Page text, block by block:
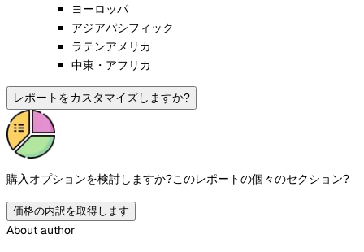
ヨーロッパ
アジアパシフィック
ラテンアメリカ
中東・アフリカ
レポートをカスタマイズしますか?
購入オプションを検討しますか?このレポートの個々のセクション?
価格の内訳を取得します
About author